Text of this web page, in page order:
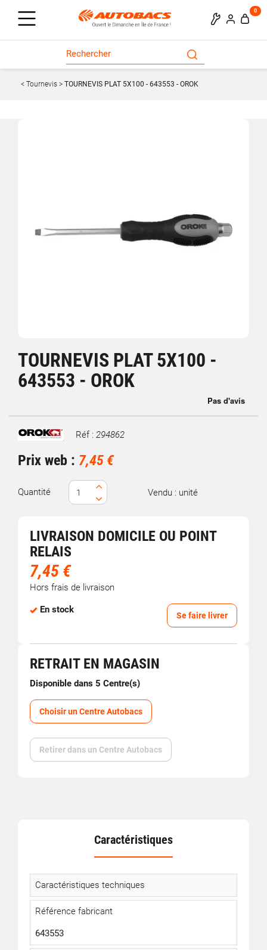
0
Tournevis TOURNEVIS PLAT 5X100 - 643553 - OROK
TOURNEVIS PLAT 5X100 -
643553 - OROK
Marque Réf : 294862
Prix web : 7,45 €
Quantité Vendu : unité
LIVRAISON DOMICILE OU POINT
RELAIS
7,45 €
Hors frais de livraison
En stock
Se faire livrer
RETRAIT EN MAGASIN
Disponible dans 5 Centre(s)
Choisir un Centre Autobacs
Retirer dans un Centre Autobacs
Caractéristiques
Caractéristiques techniques
Référence fabricant
643553